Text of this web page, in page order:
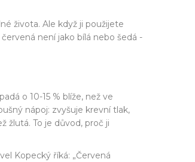
života. Ale když ji použijete
není jako bílá nebo šedá -
o 10-15 % blíže, než ve
nápoj: zvyšuje krevní tlak,
žlutá. To je důvod, proč ji
Kopecký říká: „Červená